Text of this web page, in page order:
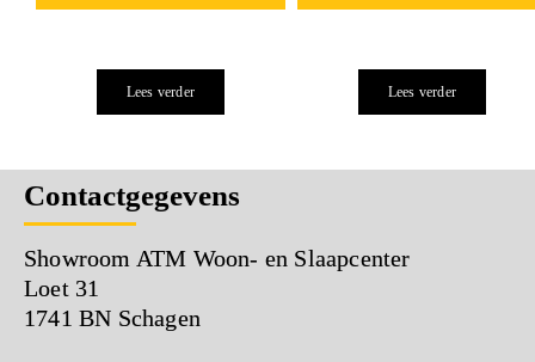
Lees verder Lees verder
Contactgegevens
Showroom ATM Woon- en Slaapcenter
Loet 31
1741 BN Schagen